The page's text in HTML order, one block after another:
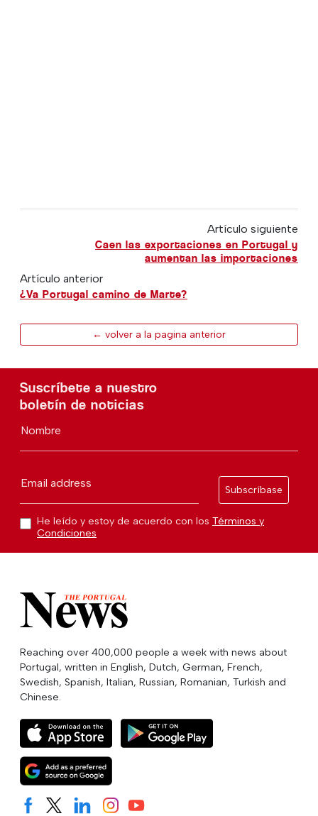
Artículo siguiente
Caen las exportaciones en Portugal y
aumentan las importaciones
Artículo anterior
¿Va Portugal camino de Marte?
← volver a la pagina anterior
Suscríbete a nuestro
boletín de noticias
Nombre
Email address
Subscríbase
He leído y estoy de acuerdo con los Términos y
Condiciones
Reaching over 400,000 people a week with news about
Portugal, written in English, Dutch, German, French,
Swedish, Spanish, Italian, Russian, Romanian, Turkish and
Chinese.